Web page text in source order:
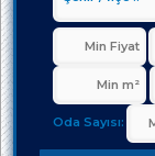
Oda Sayısı: